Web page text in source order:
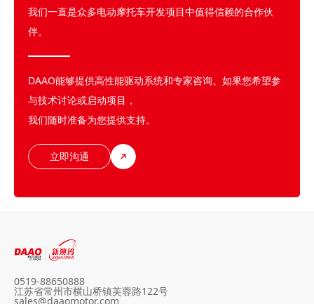
我们一直是众多电动摩托车开发项目中值得信赖的合作伙
伴。
DAAO能够提供高性能驱动系统和专家咨询。如果您希望参
与技术讨论或启动项目，
我们随时准备为您提供支持。
立即沟通
0519-88650888
江苏省常州市横山桥镇芙蓉路122号
sales@daaomotor.com